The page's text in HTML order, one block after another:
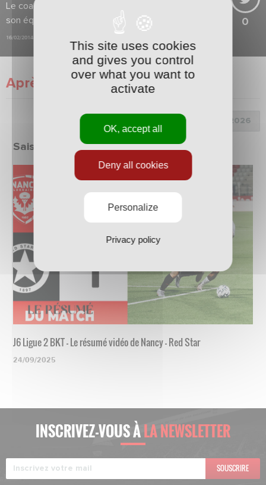
Le coach appuie sur les manques de
son équipe.
16/02/2014
0
Après match
Choix de la saison :
Saison 2025/2026
J6 Ligue 2 BKT - Le résumé vidéo de Nancy - Red Star
24/09/2025
INSCRIVEZ-VOUS ÀLA NEWSLETTER
SOUSCRIRE
This site uses cookies
and gives you control
over what you want to
activate
OK, accept all
Deny all cookies
Personalize
Privacy policy